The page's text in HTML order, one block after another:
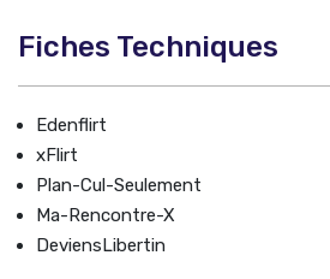
Fiches Techniques
Edenflirt
xFlirt
Plan-Cul-Seulement
Ma-Rencontre-X
DeviensLibertin